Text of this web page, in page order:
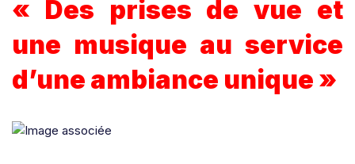
« Des prises de vue et
une musique au service
d’une ambiance unique »